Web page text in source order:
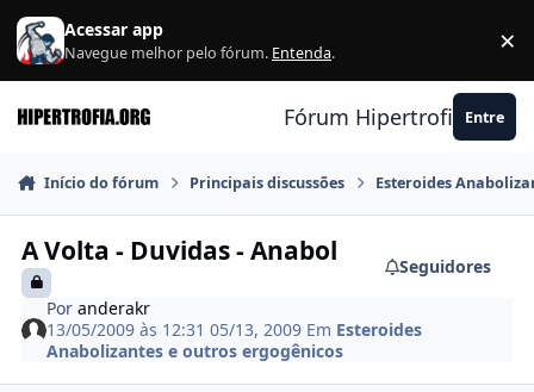
Ir para conteúdo
Acessar app
Navegue melhor pelo fórum. Entenda. ×
Fórum Hipertrofia.org
Entre
Início do fórum Principais discussões Esteroides
A Volta - Duvidas - Anabol
Seguidores
Poranderakr
13/05/2009 às 12:3105/13, 2009 Em Esteroides
Anabolizantes e outros ergogênicos